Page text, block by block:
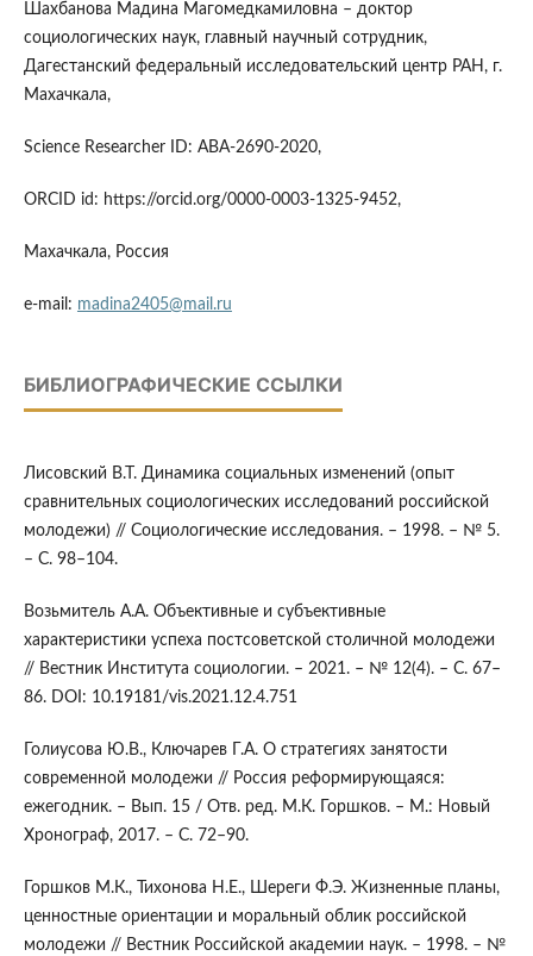
Шахбанова Мадина Магомедкамиловна – доктор
социологических наук, главный научный сотрудник,
Дагестанский федеральный исследовательский центр РАН, г.
Махачкала,
Science Researcher ID: ABA-2690-2020,
ORCID id: https://orcid.org/0000-0003-1325-9452,
Махачкала, Россия
e-mail: madina2405@mail.ru
БИБЛИОГРАФИЧЕСКИЕ ССЫЛКИ
Лисовский В.Т. Динамика социальных изменений (опыт
сравнительных социологических исследований российской
молодежи) // Социологические исследования. – 1998. – № 5.
– С. 98–104.
Возьмитель А.А. Объективные и субъективные
характеристики успеха постсоветской столичной молодежи
// Вестник Института социологии. – 2021. – № 12(4). – С. 67–
86. DOI: 10.19181/vis.2021.12.4.751
Голиусова Ю.В., Ключарев Г.А. О стратегиях занятости
современной молодежи // Россия реформирующаяся:
ежегодник. – Вып. 15 / Отв. ред. М.К. Горшков. – М.: Новый
Хронограф, 2017. – С. 72–90.
Горшков М.К., Тихонова Н.Е., Шереги Ф.Э. Жизненные планы,
ценностные ориентации и моральный облик российской
молодежи // Вестник Российской академии наук. – 1998. – №